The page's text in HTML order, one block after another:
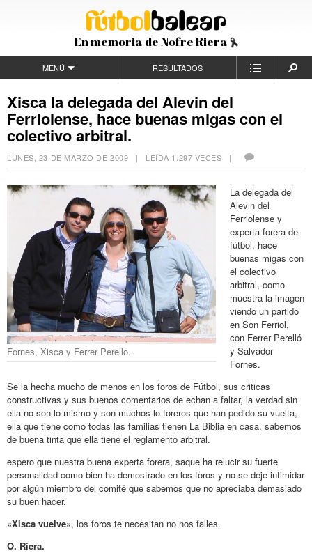
En memoria de Nofre Riera
MENÚ RESULTADOS
Xisca la delegada del Alevin del
Ferriolense, hace buenas migas con el
colectivo arbitral.
LUNES, 23 DE MARZO DE 2009 | LEÍDA 1.297 VECES |
Fornes, Xisca y Ferrer Perello.
La delegada del
Alevin del
Ferriolense y
experta forera de
fútbol, hace
buenas migas con
el colectivo
arbitral, como
muestra la imagen
viendo un partido
en Son Ferriol,
con Ferrer Perelló
y Salvador
Fornes.
Se la hecha mucho de menos en los foros de Fútbol, sus criticas
constructivas y sus buenos comentarios de echan a faltar, la verdad sin
ella no son lo mismo y son muchos lo foreros que han pedido su vuelta,
ella que tiene como todas las familias tienen La Biblia en casa, sabemos
de buena tinta que ella tiene el reglamento arbitral.
espero que nuestra buena experta forera, saque ha relucir su fuerte
personalidad como bien ha demostrado en los foros y no se deje intimidar
por algún miembro del comité que sabemos que no apreciaba demasiado
su buen hacer.
«Xisca vuelve», los foros te necesitan no nos falles.
O. Riera.